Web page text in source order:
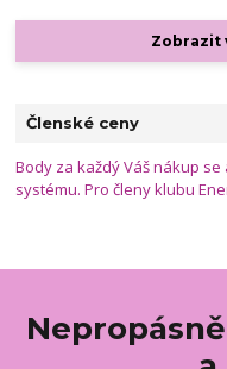
Zobrazit
Členské ceny
Body za každý Váš nákup
systému. Pro členy klubu